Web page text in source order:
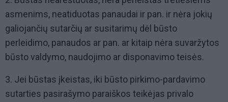
asmenims, neatiduotas panaudai ir pan. ir nėra jokių
galiojančių sutarčių ar susitarimų dėl būsto
perleidimo, panaudos ar pan. ar kitaip nėra suvaržytos
būsto valdymo, naudojimo ar disponavimo teisės.
3. Jei būstas įkeistas, iki būsto pirkimo-pardavimo
sutarties pasirašymo paraiškos teikėjas privalo